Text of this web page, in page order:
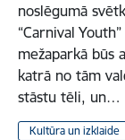
noslēgumā
“Carnival
mežaparkā būs
katrā no tām
stāstu tēli, un…
Kultūra un izklaide